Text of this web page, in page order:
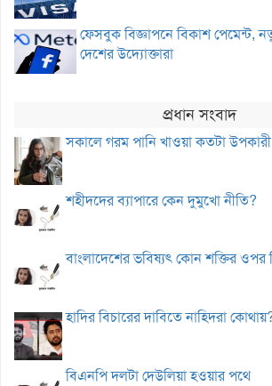
ফেসবুক বিজ্ঞাপনে বিকাশ পেমেন্ট,
দেশের উদ্যোক্তারা
প্রধান সংবাদ
সকালে গরম পানি খাওয়া কতটা উপকারী
শহীদদের ব্যাপারে কেন দুমুখো নীতি?
বাংলাদেশের ভবিষ্যৎ কোন শক্তির ওপর
হাদির বিচারের দাবিতে নাহিদরা
বিএনপি দলটা দেউলিয়া হওয়ার পথে